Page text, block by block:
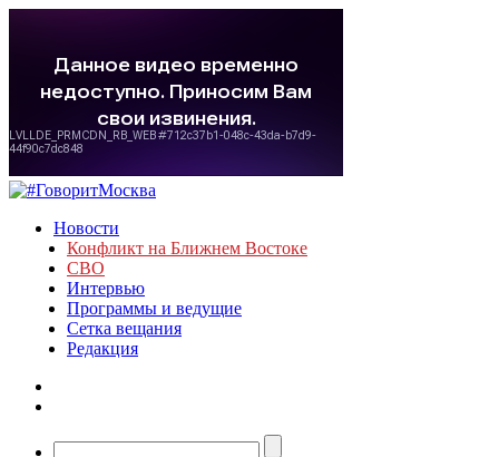
Новости
Конфликт на Ближнем Востоке
СВО
Интервью
Программы и ведущие
Сетка вещания
Редакция